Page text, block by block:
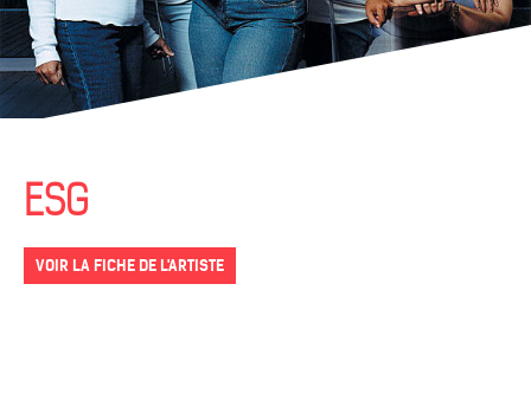
ESG
VOIR LA FICHE DE L'ARTISTE